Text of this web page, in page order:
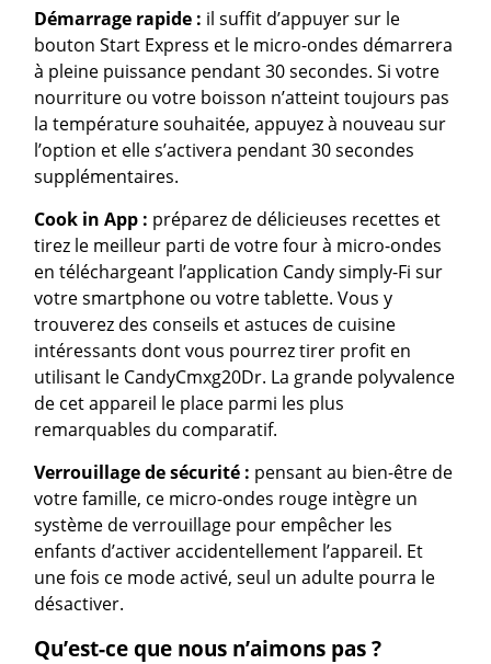
Démarrage rapide : il suffit d’appuyer sur le
bouton Start Express et le micro-ondes démarrera
à pleine puissance pendant 30 secondes. Si votre
nourriture ou votre boisson n’atteint toujours pas
la température souhaitée, appuyez à nouveau sur
l’option et elle s’activera pendant 30 secondes
supplémentaires.
Cook in App : préparez de délicieuses recettes et
tirez le meilleur parti de votre four à micro-ondes
en téléchargeant l’application Candy simply-Fi sur
votre smartphone ou votre tablette. Vous y
trouverez des conseils et astuces de cuisine
intéressants dont vous pourrez tirer profit en
utilisant le CandyCmxg20Dr. La grande polyvalence
de cet appareil le place parmi les plus
remarquables du comparatif.
Verrouillage de sécurité : pensant au bien-être de
votre famille, ce micro-ondes rouge intègre un
système de verrouillage pour empêcher les
enfants d’activer accidentellement l’appareil. Et
une fois ce mode activé, seul un adulte pourra le
désactiver.
Qu’est-ce que nous n’aimons pas ?